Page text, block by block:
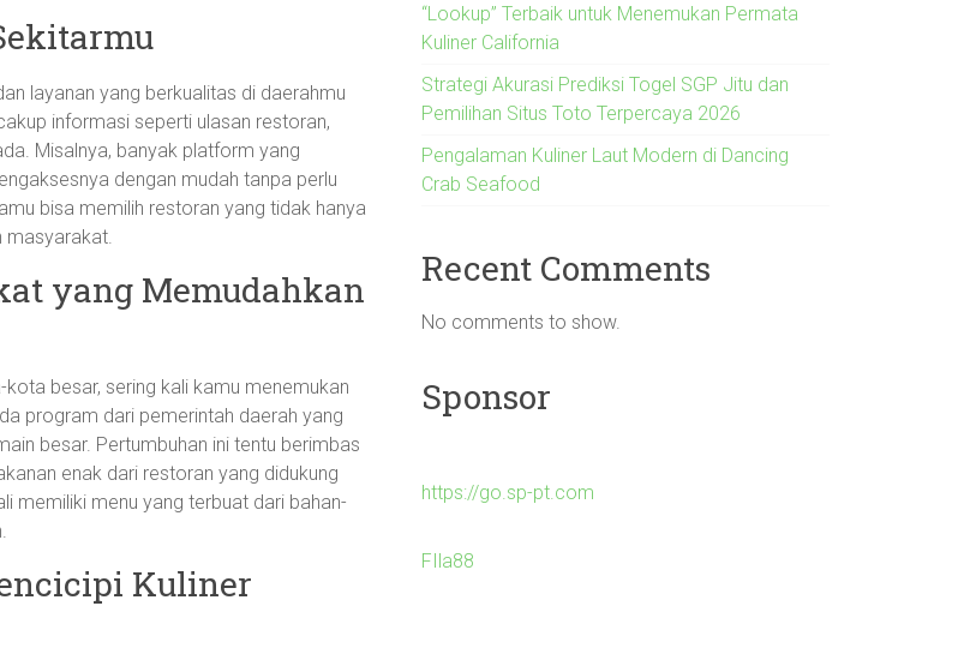
layanan yang berkualitas di daerahmu
informasi seperti ulasan restoran,
Misalnya, banyak platform yang
dengan mudah tanpa perlu
bisa memilih restoran yang tidak hanya
masyarakat.
yang Memudahkan
besar, sering kali kamu menemukan
program dari pemerintah daerah yang
besar. Pertumbuhan ini tentu berimbas
enak dari restoran yang didukung
memiliki menu yang terbuat dari bahan-
Kuliner
“Lookup” Terbaik untuk Menemukan Permata
Kuliner California
Strategi Akurasi Prediksi Togel SGP Jitu dan
Pemilihan Situs Toto Terpercaya 2026
Pengalaman Kuliner Laut Modern di Dancing
Crab Seafood
Recent Comments
No comments to show.
Sponsor
https://go.sp-pt.com
FIla88